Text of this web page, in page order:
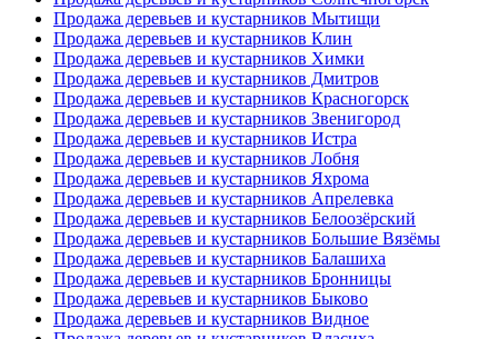
Продажа деревьев и кустарников Мытищи
Продажа деревьев и кустарников Клин
Продажа деревьев и кустарников Химки
Продажа деревьев и кустарников Дмитров
Продажа деревьев и кустарников Красногорск
Продажа деревьев и кустарников Звенигород
Продажа деревьев и кустарников Истра
Продажа деревьев и кустарников Лобня
Продажа деревьев и кустарников Яхрома
Продажа деревьев и кустарников Апрелевка
Продажа деревьев и кустарников Белоозёрский
Продажа деревьев и кустарников Большие Вязёмы
Продажа деревьев и кустарников Балашиха
Продажа деревьев и кустарников Бронницы
Продажа деревьев и кустарников Быково
Продажа деревьев и кустарников Видное